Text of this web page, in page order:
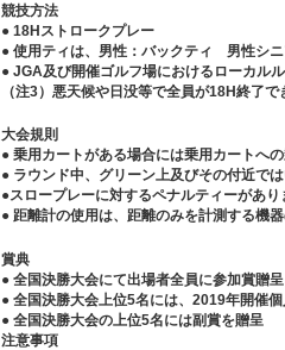
競技方法
● 18Hストロークプレー
● 使用ティは、男性：バックティ 男性シ
● JGA及び開催ゴルフ場におけるローカルル
（注3）悪天候や日没等で全員が18H終了
大会規則
● 乗用カートがある場合には乗用カートへの
● ラウンド中、グリーン上及びその付近で
●スロープレーに対するペナルティーがあり
● 距離計の使用は、距離のみを計測する機
賞典
● 全国決勝大会にて出場者全員に参加賞贈呈
● 全国決勝大会上位5名には、2019年開催
● 全国決勝大会の上位5名には副賞を贈呈
注意事項